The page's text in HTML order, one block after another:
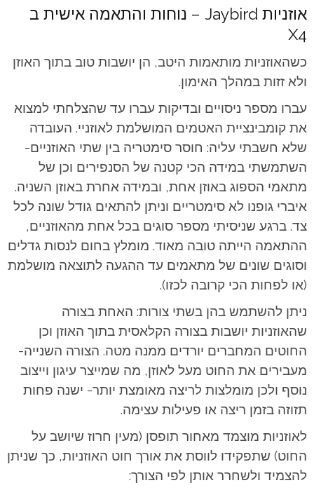
אוזניות Jaybird – נוחות והתאמה אישית ב
X4
כשהאוזניות מותאמות היטב, הן יושבות טוב בתוך האוזן
ולא זזות במהלך האימון.
עברו מספר ניסויים ובדיקות עברו עד שהצלחתי למצוא
את קומבינציית האטמים המושלמת לאוזניי. העובדה
שלא חשבתי עליה: חוסר סימטריה בין שתי האוזניים-
השתמשתי במידה הכי קטנה של הסנפירים וכן של
מתאמי הספוג באוזן אחת, ובמידה אחרת באוזן השניה.
איברי גופנו לא סימטריים וניתן להתאים גודל שונה לכל
צד. ברגע שניסיתי מספר סוגים בכל אחת מהאוזניים,
ההתאמה הייתה טובה מאוד. מומלץ בחום לנסות גדלים
וסוגים שונים של מתאמים עד ההגעה לתוצאה מושלמת
(או לפחות הכי קרובה לכזו).
ניתן להשתמש בהן בשתי צורות: האחת בצורה
שהאוזניות יושבות בצורה הקלאסית בתוך האוזן וכן
החוטים המחברים יורדים ממנה מטה. הצורה השנייה-
מעבירים את החוט מעל לאוזן, מה שמייצר עיגון וייצוב
נוסף ולכן מומלצות לריצה מאומצת יותר- ישנה פחות
תזוזה בזמן ריצה או פעילות עצימה.
לאוזניות מוצמד מאחור תופסן (מעין חרוז שיושב על
החוט) שתפקידו לווסת את אורך חוט האוזניות, כך שניתן
להצמיד ולשחרר אותן לפי הצורך: